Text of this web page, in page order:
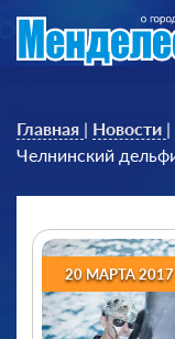
Главная | Новости |
Челнинский
20 МАРТА 2017